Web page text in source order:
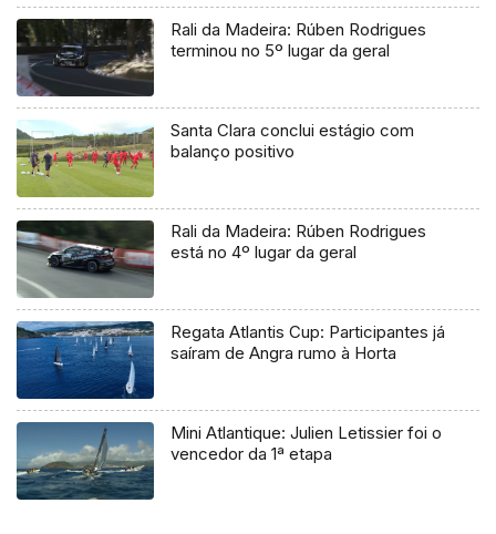
Rali da Madeira: Rúben Rodrigues
terminou no 5º lugar da geral
Santa Clara conclui estágio com
balanço positivo
Rali da Madeira: Rúben Rodrigues
está no 4º lugar da geral
Regata Atlantis Cup: Participantes já
saíram de Angra rumo à Horta
Mini Atlantique: Julien Letissier foi o
vencedor da 1ª etapa